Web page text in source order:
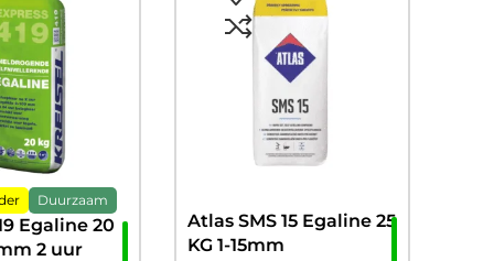
Duurzaam
Egaline 20
2 uur
Atlas SMS 15 Egaline 25
KG 1-15mm